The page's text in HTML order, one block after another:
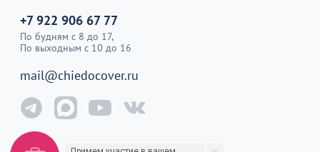
+7 922 906 67 77
По будням с 8 до 17,
По выходным с 10 до 16
mail@chiedocover.ru